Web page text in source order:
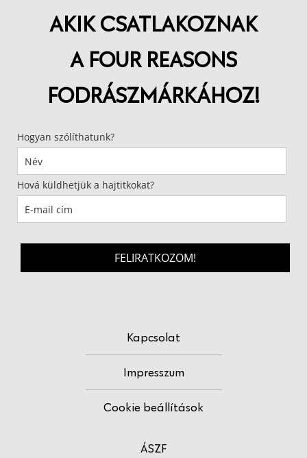
AKIK CSATLAKOZNAK
A FOUR REASONS
FODRÁSZMÁRKÁHOZ!
Hogyan szólíthatunk?
Hová küldhetjük a hajtitkokat?
FELIRATKOZOM!
Kapcsolat
Impresszum
Cookie beállítások
ÁSZF